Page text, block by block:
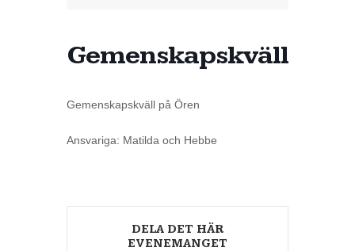
Gemenskapskväll
Gemenskapskväll på Ören
Ansvariga: Matilda och Hebbe
DELA DET HÄR
EVENEMANGET